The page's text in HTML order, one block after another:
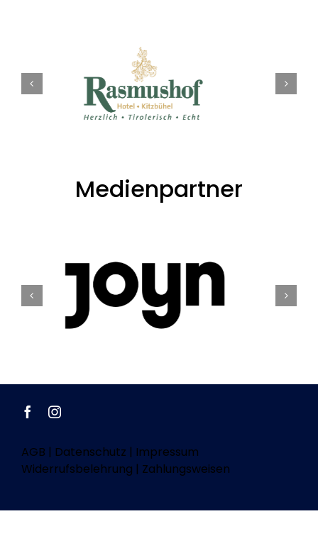
Medienpartner
AGB | Datenschutz | Impressum
Widerrufsbelehrung | Zahlungsweisen